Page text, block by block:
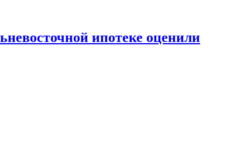
ипотеке оценили